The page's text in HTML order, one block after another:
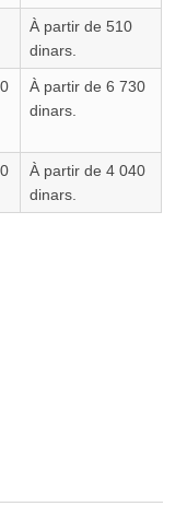
À partir de 510
dinars.
À partir de 6 730
dinars.
À partir de 4 040
dinars.